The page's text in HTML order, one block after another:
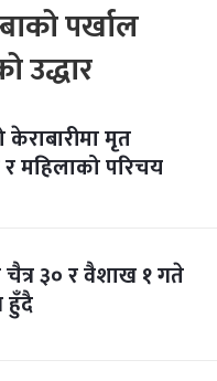
पर्खाल
उद्धार
मृत
महिलाको परिचय
चैत्र ३० र वैशाख १ गते
हुँदै